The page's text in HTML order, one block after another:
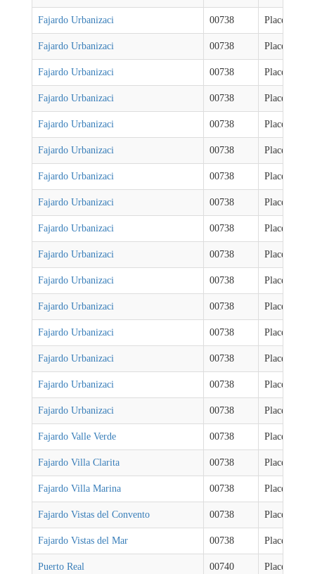
Fajardo Urbanizaci 00738 Places
Fajardo Urbanizaci 00738 Places
Fajardo Urbanizaci 00738 Places
Fajardo Urbanizaci 00738 Places
Fajardo Urbanizaci 00738 Places
Fajardo Urbanizaci 00738 Places
Fajardo Urbanizaci 00738 Places
Fajardo Urbanizaci 00738 Places
Fajardo Urbanizaci 00738 Places
Fajardo Urbanizaci 00738 Places
Fajardo Urbanizaci 00738 Places
Fajardo Urbanizaci 00738 Places
Fajardo Urbanizaci 00738 Places
Fajardo Urbanizaci 00738 Places
Fajardo Urbanizaci 00738 Places
Fajardo Urbanizaci 00738 Places
Fajardo Valle Verde 00738 Places
Fajardo Villa Clarita 00738 Places
Fajardo Villa Marina 00738 Places
Fajardo Vistas del Convento 00738 Places
Fajardo Vistas del Mar 00738 Places
Puerto Real 00740 Places